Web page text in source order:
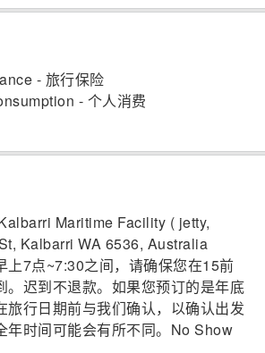
- 旅行保险
- 个人消费
Maritime Facility ( jetty,
Kalbarri WA 6536, Australia
上7点~7:30之间，请确保您在15前
。迟到不退款。如果您预订的是年底
旅行日期前与我们确认，以确认出发
年时间可能会有所不同。No Show